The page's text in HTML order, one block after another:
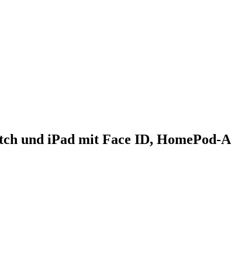
und iPad mit Face ID, HomePod-